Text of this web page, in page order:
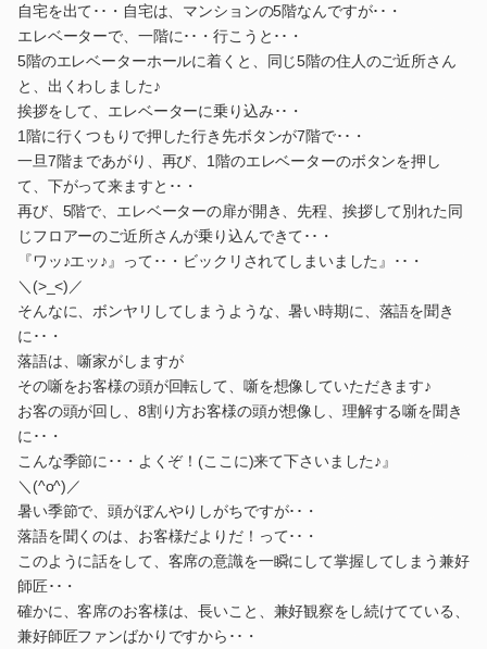
自宅を出て･･・自宅は、マンションの5階なんですが･･・
エレベーターで、一階に･･・行こうと･･・
5階のエレベーターホールに着くと、同じ5階の住人のご近所さん
と、出くわしました♪
挨拶をして、エレベーターに乗り込み･･・
1階に行くつもりで押した行き先ボタンが7階で･･・
一旦7階まであがり、再び、1階のエレベーターのボタンを押し
て、下がって来ますと･･・
再び、5階で、エレベーターの扉が開き、先程、挨拶して別れた同
じフロアーのご近所さんが乗り込んできて･･・
『ワッ♪エッ♪』って･･・ビックリされてしまいました』･･・
＼(>_<)／
そんなに、ボンヤリしてしまうような、暑い時期に、落語を聞き
に･･・
落語は、噺家がしますが
その噺をお客様の頭が回転して、噺を想像していただきます♪
お客の頭が回し、8割り方お客様の頭が想像し、理解する噺を聞き
に･･・
こんな季節に･･・よくぞ！(ここに)来て下さいました♪』
＼(^o^)／
暑い季節で、頭がぼんやりしがちですが･･・
落語を聞くのは、お客様だよりだ！って･･・
このように話をして、客席の意識を一瞬にして掌握してしまう兼好
師匠･･・
確かに、客席のお客様は、長いこと、兼好観察をし続けてている、
兼好師匠ファンばかりですから･･・